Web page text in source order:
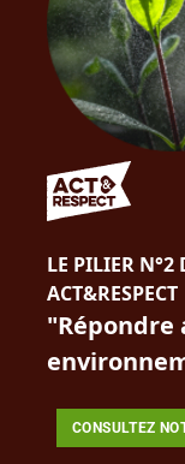
LE PILIER N°2
ACT&RESPECT
"Répondre
CONSULTEZ